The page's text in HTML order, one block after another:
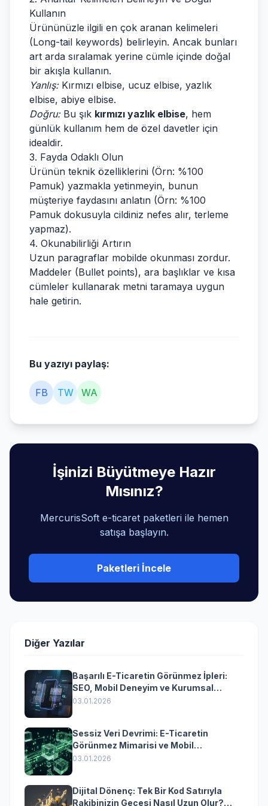
Kullanın
Ürününüzle ilgili en çok aranan kelimeleri
(Long-tail keywords) belirleyin. Ancak bunları
art arda sıralamak yerine cümle içinde doğal
bir akışla kullanın.
Yanlış:Kırmızı elbise, ucuz elbise, yazlık
elbise, abiye elbise.
Doğru:Bu şık kırmızı yazlık elbise, hem
günlük kullanım hem de özel davetler için
idealdir.
3. Fayda Odaklı Olun
Ürünün teknik özelliklerini (Örn: %100
Pamuk) yazmakla yetinmeyin, bunun
müşteriye faydasını anlatın (Örn: %100
Pamuk dokusuyla cildiniz nefes alır, terleme
yapmaz).
4. Okunabilirliği Artırın
Uzun paragraflar mobilde okunması zordur.
Maddeler (Bullet points), ara başlıklar ve kısa
cümleler kullanarak metni taramaya uygun
hale getirin.
Bu yazıyı paylaş:
FB TW WA
İşinizi Büyütmeye Hazır
Mısınız?
MercurisSoft e-ticaret paketleri ile hemen
satışa başlayın.
Paketleri İncele
Diğer Yazılar
Başarılı E-Ticaretin Görünmez İpleri:
SEO, Mobil Deneyim ve Kurumsal
Yazılımın Kazandıran Senkronizasyonu
03.01.2026
Sessiz Veri Devrimi: E-Ticaretin
Görünmez Mimarisi ve Mobil
Dönüşümün Kurumsal Anahtarı
03.01.2026
Dijital Dönenç: Tek Bir Kod Satırıyla
Rakibinizin Gecesi Nasıl Uzun Olur?